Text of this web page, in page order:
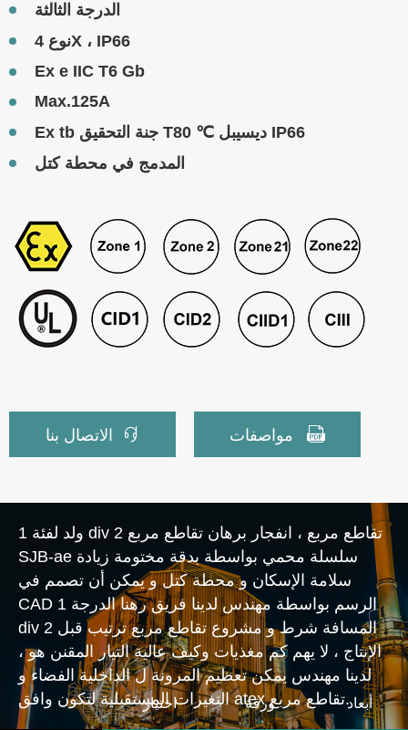
الدرجة الثالثة
نوع 4X ، IP66
Ex e IIC T6 Gb
Max.125A
Ex tb جنة التحقيق T80 ℃ ديسيبل IP66
المدمج في محطة كتل
الاتصال بنا  
ولد لفئة 1 div 2 تقاطع مربع ، انفجار برهان تقاطع مربع
SJB-ae سلسلة محمي بواسطة بدقة مختومة زيادة
سلامة الإسكان و محطة كتل و يمكن أن تصمم في
CAD الرسم بواسطة مهندس لدينا فريق رهنا الدرجة 1
div 2 المسافة شرط و مشروع تقاطع مربع ترتيب قبل
الإنتاج ، لا يهم كم مغذيات وكيف عالية التيار المقنن هو ،
لدينا مهندس يمكن تعظيم المرونة ل الداخلية الفضاء و
التغيرات المستقبلية لتكون وافق atex تقاطع مربع.
اختيار ورقة أبعاد